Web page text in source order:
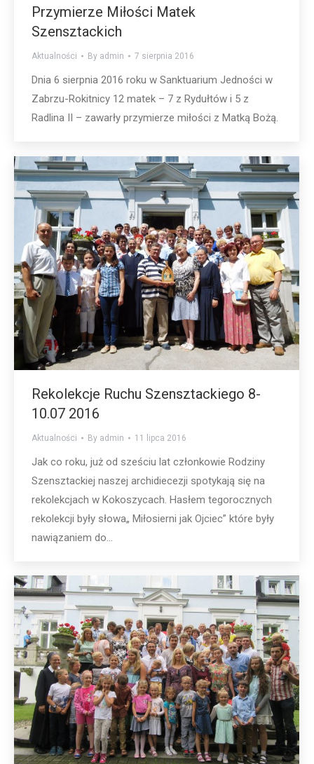
Przymierze Miłości Matek
Szensztackich
Aktualności By admin 7 sierpnia 2016
Dnia 6 sierpnia 2016 roku w Sanktuarium Jedności w
Zabrzu-Rokitnicy 12 matek – 7 z Rydułtów i 5 z
Radlina II – zawarły przymierze miłości z Matką Bożą.
Rekolekcje Ruchu Szensztackiego 8-
10.07 2016
Aktualności By admin 11 lipca 2016
Jak co roku, już od sześciu lat członkowie Rodziny
Szensztackiej naszej archidiecezji spotykają się na
rekolekcjach w Kokoszycach. Hasłem tegorocznych
rekolekcji były słowa„ Miłosierni jak Ojciec” które były
nawiązaniem do…